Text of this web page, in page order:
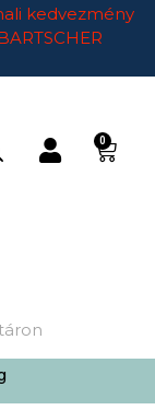
kedvezmény
0